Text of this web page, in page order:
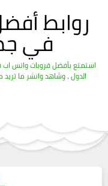
روابط
في
استمتع بأفضل قروبات واتس
الدول ، وشاهد وانشر ما